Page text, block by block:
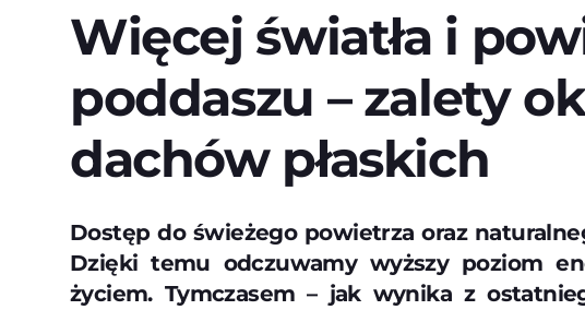
Więcej światła i
poddaszu – zalety
dachów płaskich
Dostęp do świeżego powietrza oraz
Dzięki temu odczuwamy wyższy poziom
życiem. Tymczasem – jak wynika z